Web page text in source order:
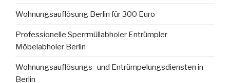
Wohnungsauflösung Berlin für 300 Euro
Professionelle Sperrmüllabholer Entrümpler
Möbelabholer Berlin
Wohnungsauflösungs- und Entrümpelungsdiensten in
Berlin